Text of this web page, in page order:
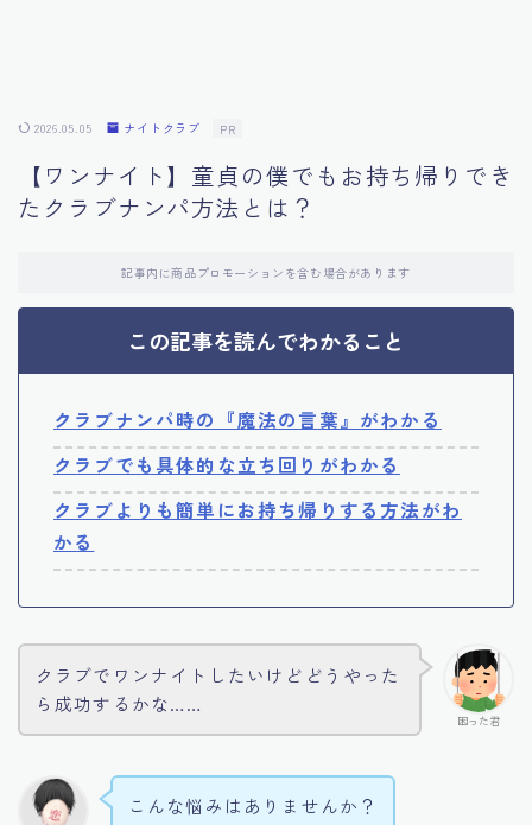
2026.05.05 ナイトクラブ PR
【ワンナイト】童貞の僕でもお持ち帰りでき
たクラブナンパ方法とは？
記事内に商品プロモーションを含む場合があります
この記事を読んでわかること
クラブナンパ時の『魔法の言葉』がわかる
クラブでも具体的な立ち回りがわかる
クラブよりも簡単にお持ち帰りする方法がわ
かる
困った君
クラブでワンナイトしたいけどどうやった
ら成功するかな……
こんな悩みはありませんか？